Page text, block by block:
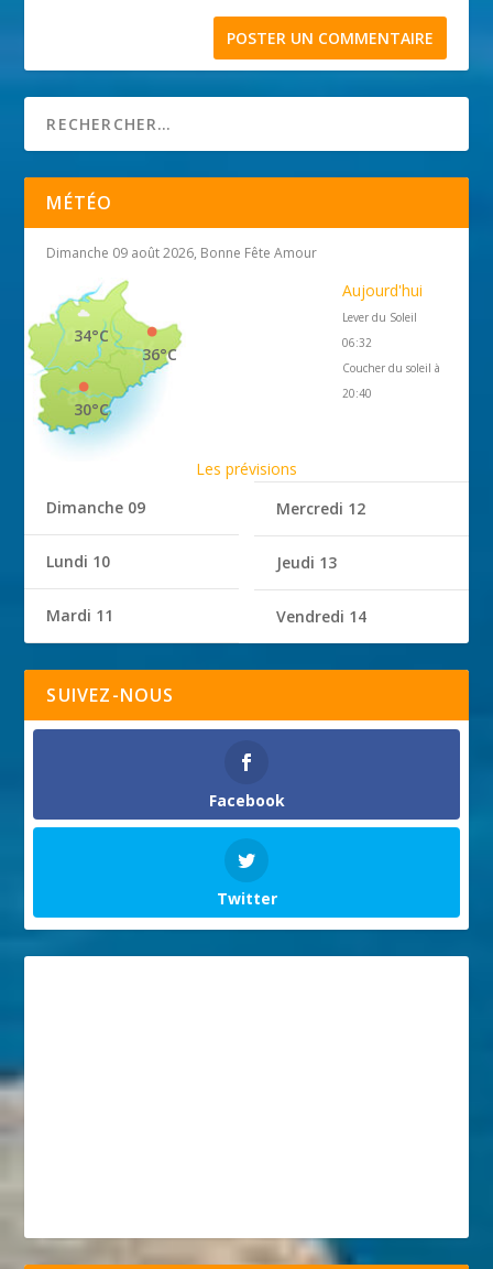
MÉTÉO
Dimanche 09 août 2026, Bonne Fête Amour
36°C
34°C
30°C
Aujourd'hui
Lever du Soleil
06:32
Coucher du soleil à
20:40
Les prévisions
Dimanche 09
Lundi 10
Mardi 11
Mercredi 12
Jeudi 13
Vendredi 14
SUIVEZ-NOUS
Facebook
Twitter